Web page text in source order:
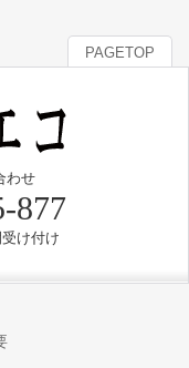
PAGETOP
わせ
877
け付け